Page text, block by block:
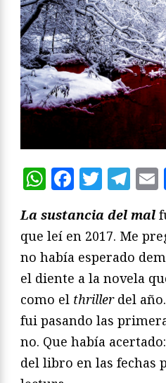
WhatsApp
La sustancia del mal
que leí en 2017. Me
no había esperado
el diente a la novela
como el thrillerdel
fui pasando las
no. Que había
del libro en las fechas